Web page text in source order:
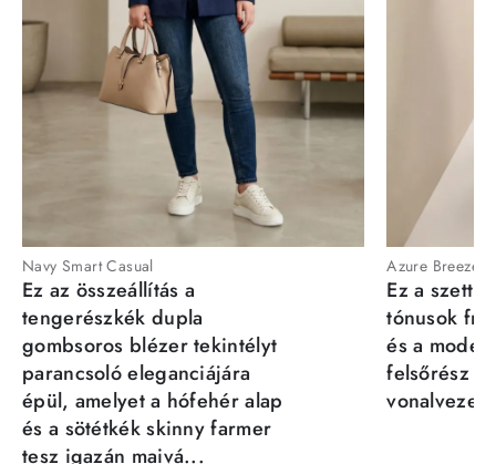
Navy Smart Casual
Ez az összeállítás a
tengerészkék dupla
gombsoros blézer tekintélyt
parancsoló eleganciájára
épül, amelyet a hófehér alap
és a sötétkék skinny farmer
tesz igazán maivá...
Azure Breeze
Ez a szett
tónusok
és a
felsőrész